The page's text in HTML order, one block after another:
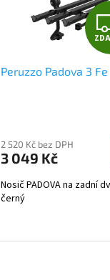
Peruzzo Padova 3 Fe
2 520 Kč bez DPH
3 049 Kč
Nosič PADOVA na zadní
černý